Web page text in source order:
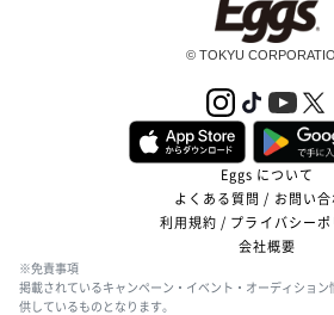
© TOKYU
Eggs について
よくある質問 / お問い合
利用規約 / プライバシーポ
会社概要
※免責事項
掲載されているキャンペーン・イベント・オーディショ
供しているものとなります。